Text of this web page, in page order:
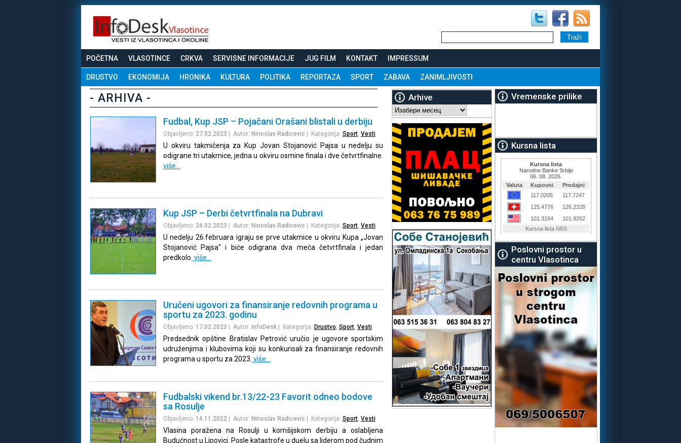
POČETNA VLASOTINCE CRKVA SERVISNE INFORMACIJE JUG FILM KONTAKT IMPRESSUM
DRUSTVO EKONOMIJA HRONIKA KULTURA POLITIKA REPORTAZA SPORT ZABAVA ZANIMLJIVOSTI
- ARHIVA -
Fudbal, Kup JSP – Pojačani Orašani blistali u derbiju
Objavljeno: 27.02.2023 | Autor: Ninoslav Radicevic | Kategorija: Sport, Vesti
U okviru takmičenja za Kup Jovan Stojanović Pajsa u nedelju su
odigrane tri utakmice, jedna u okviru osmine finala i dve četvrtfinalne.
više…
Kup JSP – Derbi četvrtfinala na Dubravi
Objavljeno: 24.02.2023 | Autor: Ninoslav Radicevic | Kategorija: Sport, Vesti
U nedelju 26.februara igraju se prve utakmice u okviru Kupa „Jovan
Stojanović Pajsa“ i biće odigrana dva meča četvrtfinala i jedan
predkolo. više…
Uručeni ugovori za finansiranje redovnih programa u
sportu za 2023. godinu
Objavljeno: 17.02.2023 | Autor: InfoDesk| Kategorija: Drustvo, Sport, Vesti
Predsednik opštine Bratislav Petrović uručio je ugovore sportskim
udruženjima i klubovima koji su konkurisali za finansiranje redovnih
programa u sportu za 2023. više…
Fudbalski vikend br.13/22-23 Favorit odneo bodove
sa Rosulje
Objavljeno: 14.11.2022| Autor: Ninoslav Radicevic | Kategorija: Sport, Vesti
Vlasina poražena na Rosulji u komšijskom derbiju a oslabljena
Budućnost u Lipovici. Posle katastrofe u duelu sa liderom pod čudnim
Arhive
Arhive
Vremenske prilike
Kursna lista
Poslovni prostor u
centru Vlasotinca